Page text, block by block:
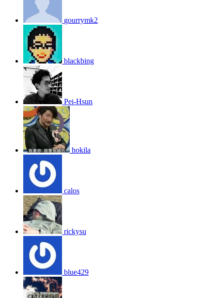
gourrymk2
blackbing
Pei-Hsun
hokila
calos
rickysu
blue429